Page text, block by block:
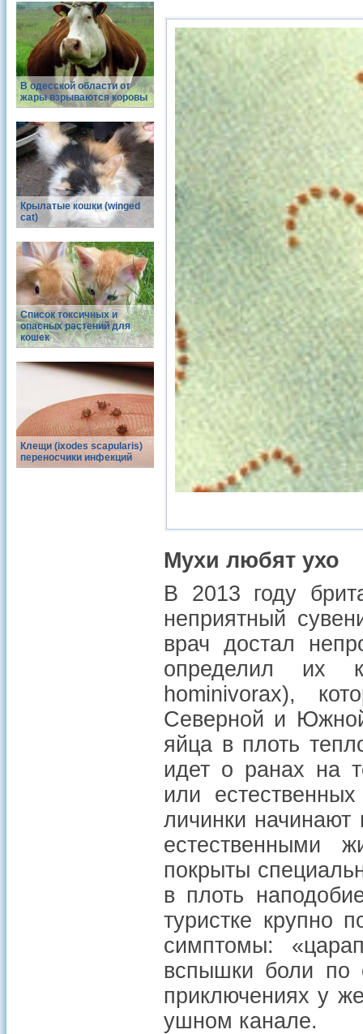
В одесской области от
жары взрываются коровы
Крылатые кошки (winged
cat)
Список токсичных и
опасных растений для
кошек
Клещи (ixodes scapularis)
переносчики инфекций
Мухи любят ухо
В 2013 году
неприятный
врач достал
определил их
hominivorax),
Северной и
яйца в плоть
идет о ранах на
или
личинки начинают
естественными
покрыты
в плоть
туристке крупно
симптомы:
вспышки боли по
приключениях у
ушном канале.